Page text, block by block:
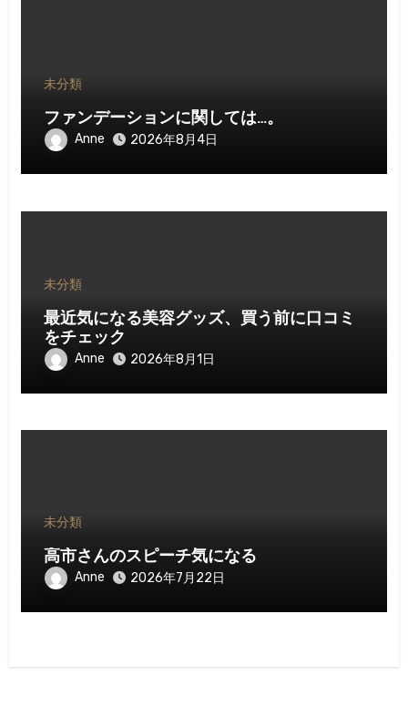
未分類
ファンデーションに関しては…。
Anne 2026年8月4日
未分類
最近気になる美容グッズ、買う前に口コミ
をチェック
Anne 2026年8月1日
未分類
高市さんのスピーチ気になる
Anne 2026年7月22日